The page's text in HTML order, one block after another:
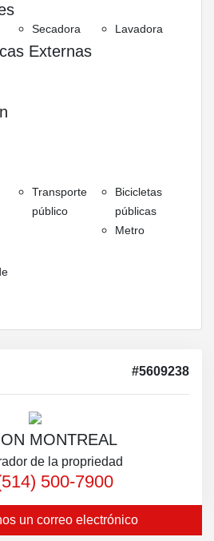
Secadora Lavadora
Externas
Transporte
público
Bicicletas
públicas
Metro
#5609238
MONTREAL
de la propriedad
500-7900
un correo electrónico